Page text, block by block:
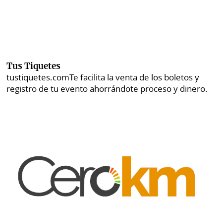
Tus Tiquetes
tustiquetes.comTe facilita la venta de los boletos y
registro de tu evento ahorrándote proceso y dinero.